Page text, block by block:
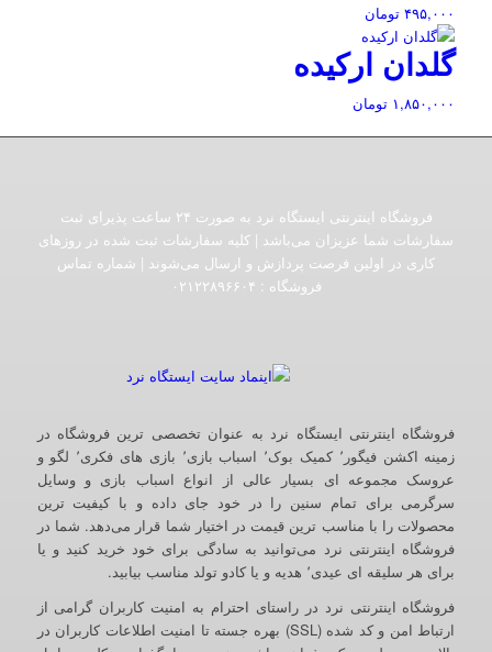
۴۹۵,۰۰۰ تومان
گلدان ارکیده
۱,۸۵۰,۰۰۰ تومان
فروشگاه اینترنتی ایستگاه نرد به صورت ۲۴ ساعت پذیرای ثبت
سفارشات شما عزیزان می‌باشد | کلیه سفارشات ثبت شده در روزهای
کاری در اولین فرصت پردازش و ارسال می‌شوند | شماره تماس
فروشگاه :‌ ۰۲۱۲۲۸۹۶۶۰۴
فروشگاه اینترنتی ایستگاه نرد به عنوان تخصصی ترین فروشگاه در
زمینه اکشن فیگور٬ کمیک بوک٬ اسباب بازی٬ بازی های فکری٬ لگو و
عروسک مجموعه ای بسیار عالی از انواع اسباب بازی و وسایل
سرگرمی برای تمام سنین را در خود جای داده و با کیفیت ترین
محصولات را با مناسب ترین قیمت در اختیار شما قرار می‌دهد. شما در
فروشگاه اینترنتی نرد می‌توانید به سادگی برای خود خرید کنید و یا
برای هر سلیقه ای عیدی٬ هدیه و یا کادو تولد مناسب بیابید.
فروشگاه اینترنتی نرد در راستای احترام به امنیت کاربران گرامی از
ارتباط امن و کد شده (SSL) بهره جسته تا امنیت اطلاعات کاربران در